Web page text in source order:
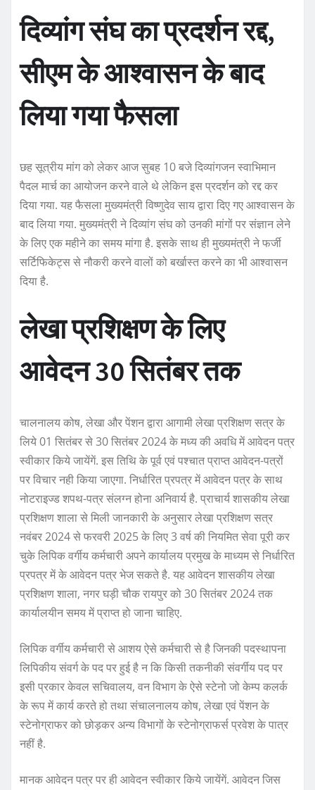
दिव्यांग संघ का प्रदर्शन रद्द,
सीएम के आश्वासन के बाद
लिया गया फैसला
छह सूत्रीय मांग को लेकर आज सुबह 10 बजे दिव्यांगजन स्वाभिमान
पैदल मार्च का आयोजन करने वाले थे लेकिन इस प्रदर्शन को रद्द कर
दिया गया. यह फैसला मुख्यमंत्री विष्णुदेव साय द्वारा दिए गए आश्वासन के
बाद लिया गया. मुख्यमंत्री ने दिव्यांग संघ को उनकी मांगों पर संज्ञान लेने
के लिए एक महीने का समय मांगा है. इसके साथ ही मुख्यमंत्री ने फर्जी
सर्टिफिकेट्स से नौकरी करने वालों को बर्खास्त करने का भी आश्वासन
दिया है.
लेखा प्रशिक्षण के लिए
आवेदन 30 सितंबर तक
चालनालय कोष, लेखा और पेंशन द्वारा आगामी लेखा प्रशिक्षण सत्र के
लिये 01 सितंबर से 30 सितंबर 2024 के मध्य की अवधि में आवेदन पत्र
स्वीकार किये जायेंगें. इस तिथि के पूर्व एवं पश्चात प्राप्त आवेदन-पत्रों
पर विचार नही किया जाएगा. निर्धारित प्रपत्र में आवेदन पत्र के साथ
नोटराइज्ड शपथ-पत्र संलग्न होना अनिवार्य है. प्राचार्य शासकीय लेखा
प्रशिक्षण शाला से मिली जानकारी के अनुसार लेखा प्रशिक्षण सत्र
नवंबर 2024 से फरवरी 2025 के लिए 3 वर्ष की नियमित सेवा पूरी कर
चुके लिपिक वर्गीय कर्मचारी अपने कार्यालय प्रमुख के माध्यम से निर्धारित
प्रपत्र में के आवेदन पत्र भेज सकते है. यह आवेदन शासकीय लेखा
प्रशिक्षण शाला, नगर घड़ी चौक रायपुर को 30 सितंबर 2024 तक
कार्यालयीन समय में प्राप्त हो जाना चाहिए.
लिपिक वर्गीय कर्मचारी से आशय ऐसे कर्मचारी से है जिनकी पदस्थापना
लिपिकीय संवर्ग के पद पर हुई है न कि किसी तकनीकी संवर्गीय पद पर
इसी प्रकार केवल सचिवालय, वन विभाग के ऐसे स्टेनो जो केम्प कलर्क
के रूप में कार्य करते हो तथा संचालनालय कोष, लेखा एवं पेंशन के
स्टेनोग्राफर को छोड़कर अन्य विभागों के स्टेनोग्राफर्स प्रवेश के पात्र
नहीं है.
मानक आवेदन पत्र पर ही आवेदन स्वीकार किये जायेंगें. आवेदन जिस